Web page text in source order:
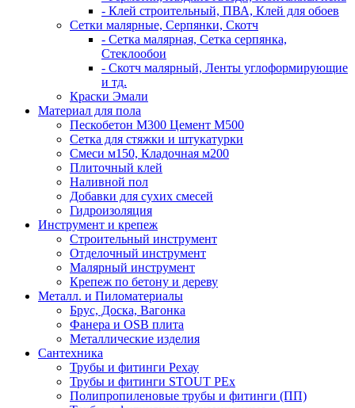
- Клей строительный, ПВА, Клей для обоев
Сетки малярные, Серпянки, Скотч
- Сетка малярная, Сетка серпянка,
Стеклообои
- Скотч малярный, Ленты углоформирующие
и тд.
Краски Эмали
Материал для пола
Пескобетон М300 Цемент М500
Сетка для стяжки и штукатурки
Смеси м150, Кладочная м200
Плиточный клей
Наливной пол
Добавки для сухих смесей
Гидроизоляция
Инструмент и крепеж
Строительный инструмент
Отделочный инструмент
Малярный инструмент
Крепеж по бетону и дереву
Металл. и Пиломатериалы
Брус, Доска, Вагонка
Фанера и OSB плита
Металлические изделия
Сантехника
Трубы и фитинги Рехау
Трубы и фитинги STOUT PEx
Полипропиленовые трубы и фитинги (ПП)